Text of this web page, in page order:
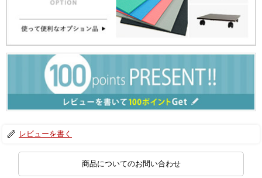
レビューを書く
商品についてのお問い合わせ